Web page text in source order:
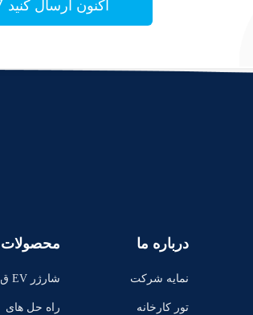
اکنون ارسال کنید
محصولات
شارژر EV ق
ابل حمل
راه حل های
درباره ما
نمایه شرکت
تور کارخانه